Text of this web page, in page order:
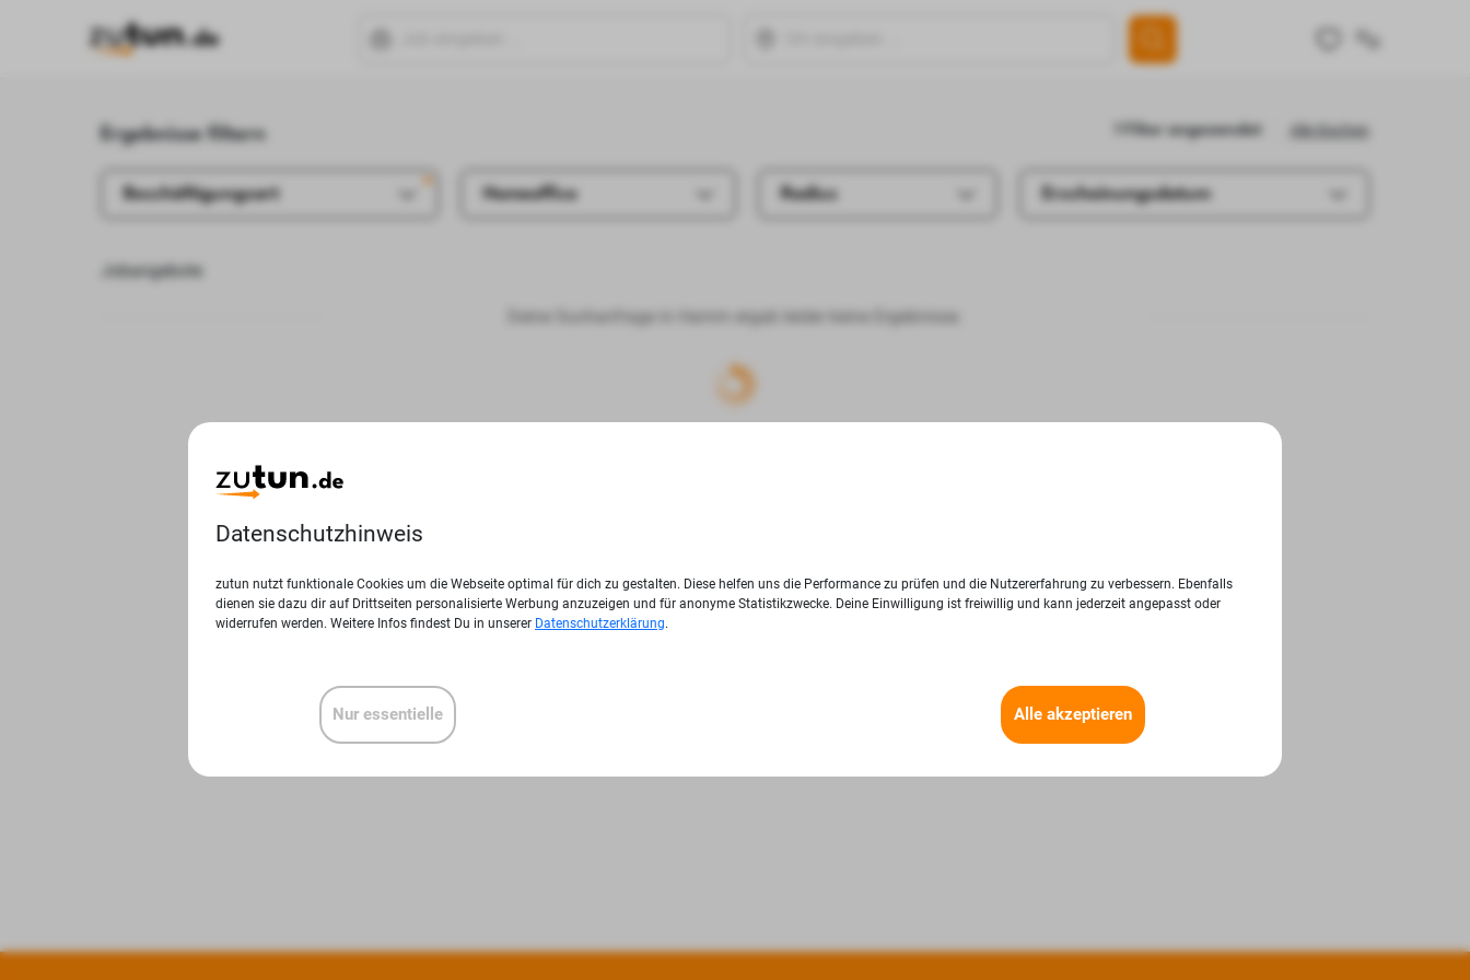
Ergebnisse filtern Alle löschen
1 Filter angewendet
Beschäftigungsart Homeoffice Radius Erscheinungsdatum
Jobangebote
Deine Suchanfrage in Hamm ergab leider keine Ergebnisse.
Datenschutzhinweis
zutun nutzt funktionale Cookies um die Webseite optimal für dich zu gestalten. Diese helfen uns die Performance zu prüfen und die Nutzererfahrung zu verbessern. Ebenfalls
dienen sie dazu dir auf Drittseiten personalisierte Werbung anzuzeigen und für anonyme Statistikzwecke. Deine Einwilligung ist freiwillig und kann jederzeit angepasst oder
widerrufen werden. Weitere Infos findest Du in unserer Datenschutzerklärung.
Alle akzeptieren
Nur essentielle